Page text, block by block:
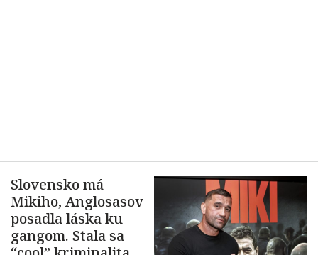
Slovensko má
Mikiho, Anglosasov
posadla láska ku
gangom. Stala sa